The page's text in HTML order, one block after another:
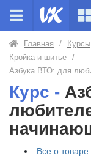
Главная / Курсы
Кройка и шитье /
Азбука ВТО: для
Курс -
Все о товаре